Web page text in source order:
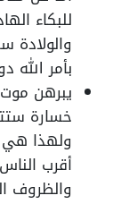
للبكاء
بأمر
يبرهن
خسارة
ولهذا هي
أقرب
والظروف